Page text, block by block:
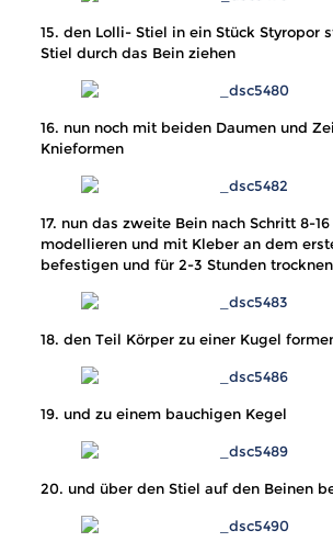
15. den Lolli- Stiel in ein Stück Styropor
Stiel durch das Bein ziehen
16. nun noch mit beiden Daumen und
Knieformen
17. nun das zweite Bein nach Schritt 8-16
modellieren und mit Kleber an dem
befestigen und für 2-3 Stunden
18. den Teil Körper zu einer Kugel
19. und zu einem bauchigen Kegel
20. und über den Stiel auf den Beinen